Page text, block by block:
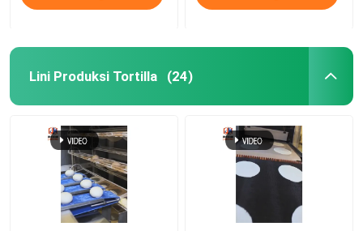
Lini Produksi Tortilla (24)